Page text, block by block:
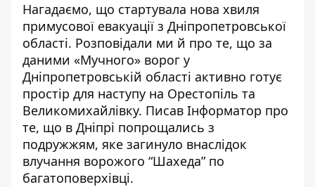
Нагадаємо, що стартувала нова хвиля
примусової евакуації з Дніпропетровської
області. Розповідали ми й про те, що за
даними «Мучного» ворог у
Дніпропетровській області активно готує
простір для наступу на Орестопіль та
Великомихайлівку. Писав Інформатор про
те, що в Дніпрі попрощались з
подружжям, яке загинуло внаслідок
влучання ворожого “Шахеда”по
багатоповерхівці.